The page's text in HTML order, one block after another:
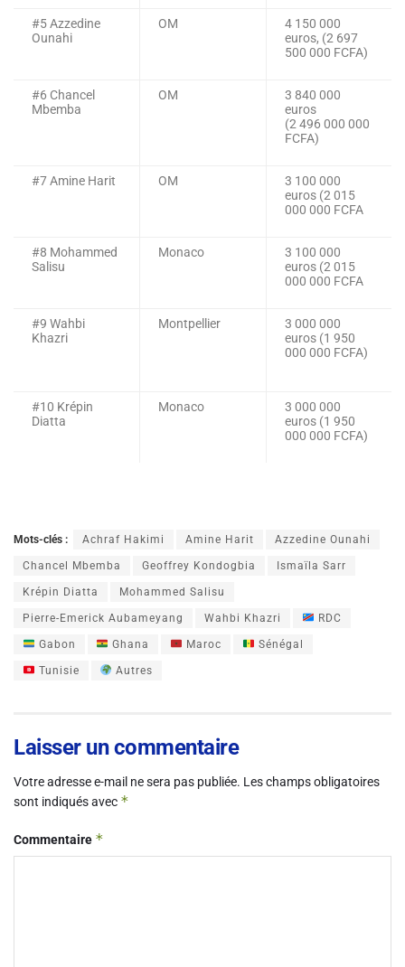
#5 Azzedine
Ounahi
OM
4 150 000
euros, (2 697
500 000 FCFA)
#6 Chancel
Mbemba
OM
3 840 000
euros
(2 496 000 000
FCFA)
#7 Amine Harit OM
3 100 000
euros (2 015
000 000 FCFA
#8 Mohammed
Salisu
Monaco
3 100 000
euros (2 015
000 000 FCFA
#9 Wahbi
Khazri
Montpellier
3 000 000
euros (1 950
000 000 FCFA)
#10 Krépin
Diatta
Monaco
3 000 000
euros (1 950
000 000 FCFA)
Mots-clés : Achraf Hakimi Amine Harit Azzedine Ounahi
Chancel Mbemba Geoffrey Kondogbia Ismaïla Sarr
Krépin Diatta Mohammed Salisu
Pierre-Emerick Aubameyang Wahbi Khazri RDC
Gabon Ghana Maroc Sénégal
Tunisie Autres
Laisser un commentaire
Votre adresse e-mail ne sera pas publiée. Les champs obligatoires
sont indiqués avec *
Commentaire *